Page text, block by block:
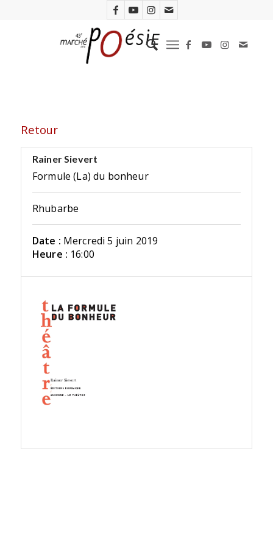
Retour
Rainer Sievert
Formule (La) du bonheur
Rhubarbe
Date : Mercredi 5 juin 2019
Heure : 16:00